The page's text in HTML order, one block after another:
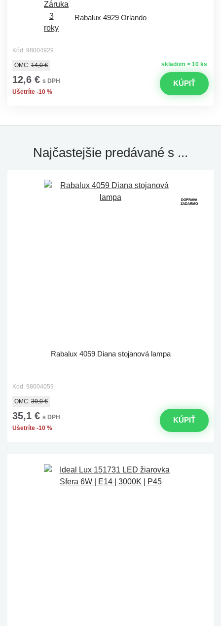
Rabalux 4929 Orlando
Kód: 98004929
skladom > 10 ks
OMC: 14,0 €
12,6 € s DPH
Ušetríte -10 %
KÚPIŤ
Najčastejšie predávané s ...
DOPRAVA
ZADARMO
Rabalux 4059 Diana stojanová lampa
Kód: 98004059
OMC: 39,0 €
35,1 € s DPH
Ušetríte -10 %
KÚPIŤ